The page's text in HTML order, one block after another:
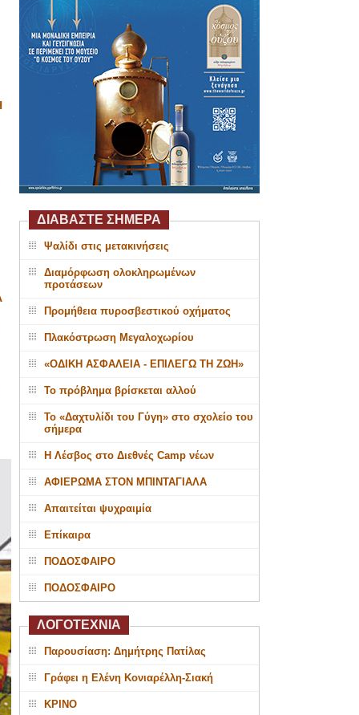
ΔΙΑΒΑΣΤΕ ΣΗΜΕΡΑ
Ψαλίδι στις μετακινήσεις
Διαμόρφωση ολοκληρωμένων
προτάσεων
Προμήθεια πυροσβεστικού οχήματος
Πλακόστρωση Μεγαλοχωρίου
«ΟΔΙΚΗ ΑΣΦΑΛΕΙΑ - ΕΠΙΛΕΓΩ ΤΗ ΖΩΗ»
Το πρόβλημα βρίσκεται αλλού
Το «Δαχτυλίδι του Γύγη» στο σχολείο του
σήμερα
Η Λέσβος στο Διεθνές Camp νέων
ΑΦΙΕΡΩΜΑ ΣΤΟΝ ΜΠΙΝΤΑΓΙΑΛΑ
Απαιτείται ψυχραιμία
Επίκαιρα
ΠΟΔΟΣΦΑΙΡΟ
ΠΟΔΟΣΦΑΙΡΟ
ΛΟΓΟΤΕΧΝΙΑ
Παρουσίαση: Δημήτρης Πατίλας
Γράφει η Ελένη Κονιαρέλλη-Σιακή
ΚΡΙΝΟ